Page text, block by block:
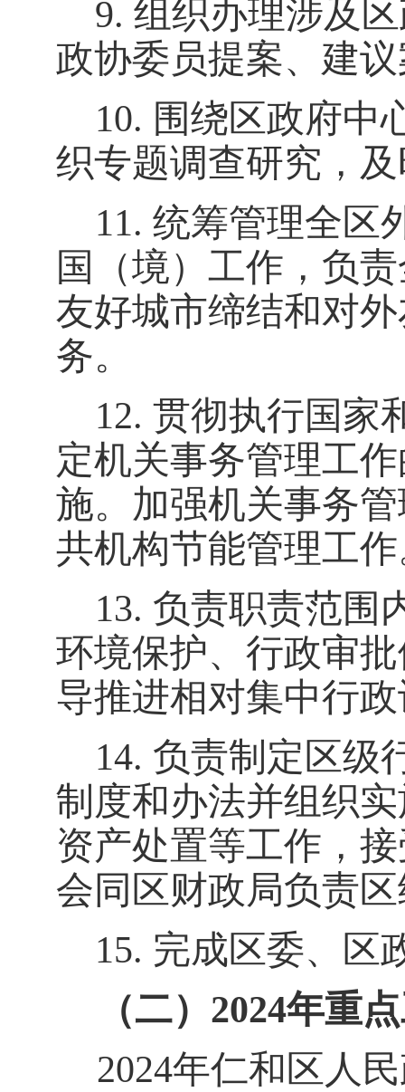
9. 组织办理涉及
政协委员提案、建
10. 围绕区政府中
织专题调查研究，
11. 统筹管理全区
国（境）工作，负
友好城市缔结和对
务。
12. 贯彻执行国家
定机关事务管理工
施。加强机关事务
共机构节能管理工作
13. 负责职责范围
环境保护、行政审
导推进相对集中行
14. 负责制定区级
制度和办法并组织
资产处置等工作，
会同区财政局负责
15. 完成区委、区
（二） 2024年重
2024年仁和区人